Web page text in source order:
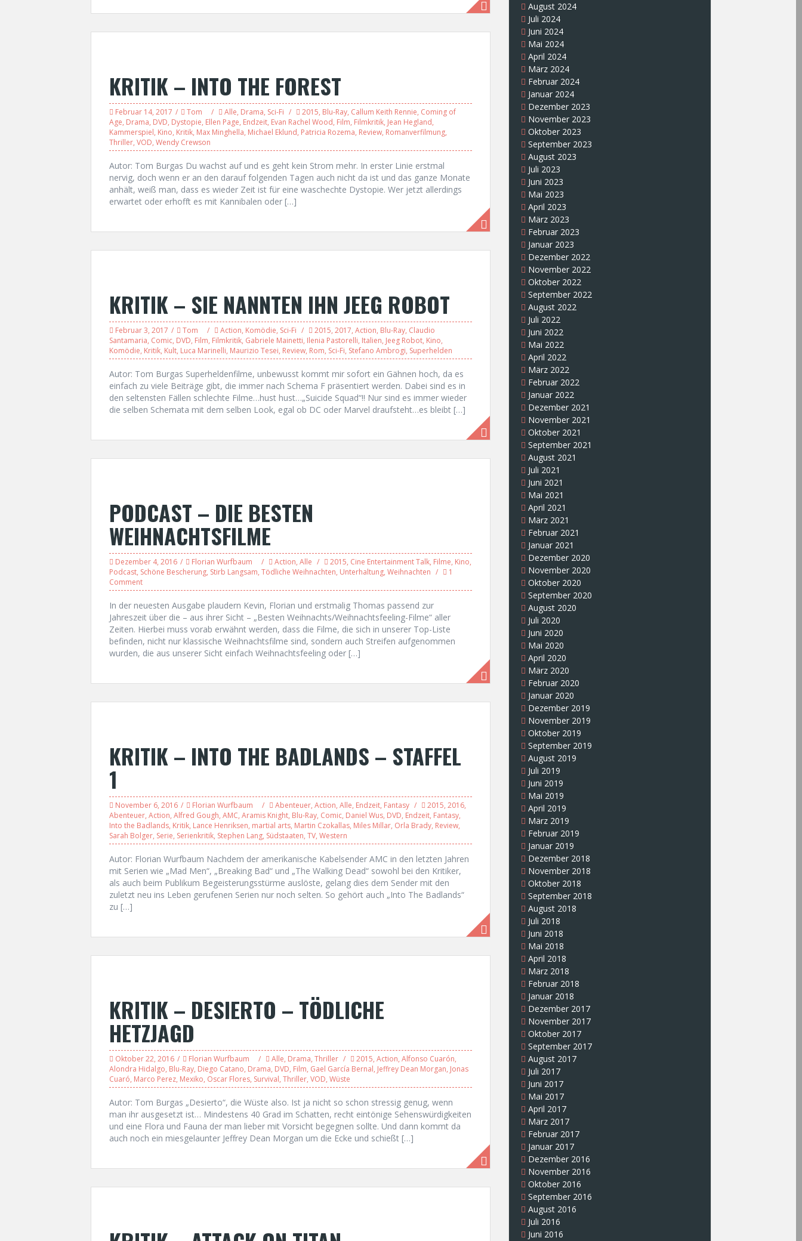
KRITIK – INTO THE FOREST
Februar 14, 2017 Tom Alle, Drama, Sci-Fi 2015, Blu-Ray, Callum Keith Rennie, Coming of
Age, Drama, DVD, Dystopie, Ellen Page, Endzeit, Evan Rachel Wood, Film, Filmkritik, Jean Hegland,
Kammerspiel, Kino, Kritik, Max Minghella, Michael Eklund, Patricia Rozema, Review, Romanverfilmung,
Thriller, VOD, Wendy Crewson
Autor: Tom Burgas Du wachst auf und es geht kein Strom mehr. In erster Linie erstmal
nervig, doch wenn er an den darauf folgenden Tagen auch nicht da ist und das ganze Monate
anhält, weiß man, dass es wieder Zeit ist für eine waschechte Dystopie. Wer jetzt allerdings
erwartet oder erhofft es mit Kannibalen oder […]
KRITIK – SIE NANNTEN IHN JEEG ROBOT
Februar 3, 2017 Tom Action, Komödie, Sci-Fi 2015, 2017, Action, Blu-Ray, Claudio
Santamaria, Comic, DVD, Film, Filmkritik, Gabriele Mainetti, Ilenia Pastorelli, Italien, Jeeg Robot, Kino,
Komödie, Kritik, Kult, Luca Marinelli, Maurizio Tesei, Review, Rom, Sci-Fi, Stefano Ambrogi, Superhelden
Autor: Tom Burgas Superheldenfilme, unbewusst kommt mir sofort ein Gähnen hoch, da es
einfach zu viele Beiträge gibt, die immer nach Schema F präsentiert werden. Dabei sind es in
den seltensten Fällen schlechte Filme…hust hust…„Suicide Squad“!! Nur sind es immer wieder
die selben Schemata mit dem selben Look, egal ob DC oder Marvel draufsteht…es bleibt […]
PODCAST – DIE BESTEN
WEIHNACHTSFILME
Dezember 4, 2016 Florian Wurfbaum Action, Alle 2015, Cine Entertainment Talk, Filme, Kino,
Podcast, Schöne Bescherung, Stirb Langsam, Tödliche Weihnachten, Unterhaltung, Weihnachten
1
Comment
In der neuesten Ausgabe plaudern Kevin, Florian und erstmalig Thomas passend zur
Jahreszeit über die – aus ihrer Sicht – „Besten Weihnachts/Weihnachtsfeeling-Filme“ aller
Zeiten. Hierbei muss vorab erwähnt werden, dass die Filme, die sich in unserer Top-Liste
befinden, nicht nur klassische Weihnachtsfilme sind, sondern auch Streifen aufgenommen
wurden, die aus unserer Sicht einfach Weihnachtsfeeling oder […]
KRITIK – INTO THE BADLANDS – STAFFEL
1
November 6, 2016 Florian Wurfbaum Abenteuer, Action, Alle, Endzeit, Fantasy 2015, 2016,
Abenteuer, Action, Alfred Gough, AMC, Aramis Knight, Blu-Ray, Comic, Daniel Wus, DVD, Endzeit, Fantasy,
Into the Badlands, Kritik, Lance Henriksen, martial arts, Martin Czokallas, Miles Millar, Orla Brady, Review,
Sarah Bolger, Serie, Serienkritik, Stephen Lang, Südstaaten, TV, Western
Autor: Florian Wurfbaum Nachdem der amerikanische Kabelsender AMC in den letzten Jahren
mit Serien wie „Mad Men“, „Breaking Bad“ und „The Walking Dead“ sowohl bei den Kritiker,
als auch beim Publikum Begeisterungsstürme auslöste, gelang dies dem Sender mit den
zuletzt neu ins Leben gerufenen Serien nur noch selten. So gehört auch „Into The Badlands“
zu […]
KRITIK – DESIERTO – TÖDLICHE
HETZJAGD
Oktober 22, 2016 Florian Wurfbaum Alle, Drama, Thriller 2015, Action, Alfonso Cuarón,
Alondra Hidalgo, Blu-Ray, Diego Catano, Drama, DVD, Film, Gael García Bernal, Jeffrey Dean Morgan, Jonas
Cuaró, Marco Perez, Mexiko, Oscar Flores, Survival, Thriller, VOD, Wüste
Autor: Tom Burgas „Desierto“, die Wüste also. Ist ja nicht so schon stressig genug, wenn
man ihr ausgesetzt ist… Mindestens 40 Grad im Schatten, recht eintönige Sehenswürdigkeiten
und eine Flora und Fauna der man lieber mit Vorsicht begegnen sollte. Und dann kommt da
auch noch ein miesgelaunter Jeffrey Dean Morgan um die Ecke und schießt […]
August 2024
Juli 2024
Juni 2024
Mai 2024
April 2024
März 2024
Februar 2024
Januar 2024
Dezember 2023
November 2023
Oktober 2023
September 2023
August 2023
Juli 2023
Juni 2023
Mai 2023
April 2023
März 2023
Februar 2023
Januar 2023
Dezember 2022
November 2022
Oktober 2022
September 2022
August 2022
Juli 2022
Juni 2022
Mai 2022
April 2022
März 2022
Februar 2022
Januar 2022
Dezember 2021
November 2021
Oktober 2021
September 2021
August 2021
Juli 2021
Juni 2021
Mai 2021
April 2021
März 2021
Februar 2021
Januar 2021
Dezember 2020
November 2020
Oktober 2020
September 2020
August 2020
Juli 2020
Juni 2020
Mai 2020
April 2020
März 2020
Februar 2020
Januar 2020
Dezember 2019
November 2019
Oktober 2019
September 2019
August 2019
Juli 2019
Juni 2019
Mai 2019
April 2019
März 2019
Februar 2019
Januar 2019
Dezember 2018
November 2018
Oktober 2018
September 2018
August 2018
Juli 2018
Juni 2018
Mai 2018
April 2018
März 2018
Februar 2018
Januar 2018
Dezember 2017
November 2017
Oktober 2017
September 2017
August 2017
Juli 2017
Juni 2017
Mai 2017
April 2017
März 2017
Februar 2017
Januar 2017
Dezember 2016
November 2016
Oktober 2016
September 2016
August 2016
Juli 2016
Juni 2016